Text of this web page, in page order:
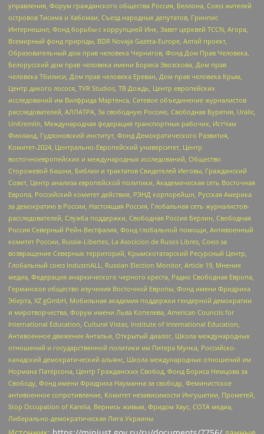
управления, Форум гражданского общества Россия, Беллона, Союз жителей
островов Тисима и Хабомаи, Съезд народных депутатов, Гринпис
Интернешнл, Фонд борьбы с коррупцией Инк, Завет церквей TCCN, Агора,
Всемирный фонд природы, BDR Novaja Gazeta-Europe, Алтай проект,
Образовательный дом прав человека Чернигов, Фонд Дом Прав Человека,
Белорусский дом прав человека имени Бориса Звозскова, Дом прав
человека Тбилиси, Дом прав человека Ереван, Дом прав человека Крым,
Центр дикого лосося, TVR Studios, ТВ Дождь, Центр европейских
исследований им Вилфрида Мартенса, Сетевое объединение журналистов
расследователей, АЛЛАТРА, За свободную Россию, Свободная Бурятия, Uralic,
UnKremlin, Международная федерация транспортных рабочих, ИстЧам
Финланд, Гудзоновский институт, Фонд Демократического Развития,
Комитет-2024, Центрально-Европейский университет, Центр
восточноевропейских и международных исследований, Общество
Сторожевой башни, Библии и трактатов Свидетелей Иеговы, Гражданский
Совет, Центр анализа европейской политики, Академическая сеть Восточная
Европа, Российский комитет действия, РЭНД корпорейшн, Русская Америка
за демократию в России, Настоящая Россия, Глобальная сеть журналистов-
расследователей, Служба поддержки, Свободная Россия Берлин, Свободная
Россия Северный Рейн-Вестфалия, Фонд глобальной помощи, Антивоенный
комитет России, Russie-Libertes, La Asocicion de Rusos Libres, Союз за
возвращение Северных территорий, Крымскотатарский Ресурсный Центр,
Глобальный союз IndustriALL, Russian Election Monitor, Article 19, Мнение
медиа, Федерация анархического черного креста, Радио Свободная Европа,
Германское общество изучения Восточной Европы, Фонд имени Фридриха
Эберта, XZ gGmbH, Мобильная академия поддержки гендерной демократии
и миротворчества, Форум имени Льва Копелева, American Councils for
International Education, Cultural Vistas, Institute of International Education,
Антивоенное движение Антальи, Открытый диалог, Школа международных
отношений и государственной политики им Питера Мунка, Российско-
канадский демократический альянс, Школа международных отношений им
Нормана Патерсона, Центр Гражданских Свобод, Фонд Бориса Немцова за
Свободу, Фонд имени Фридриха Науманна за свободу, Феминистское
антивоенное сопротивление, Комитет независимости Ингушетии, Прометей,
Stop Occupation of Karelia, Вернись живым, Фридом Хаус, СОТА медиа,
Либерально-демократическая Лига Украины